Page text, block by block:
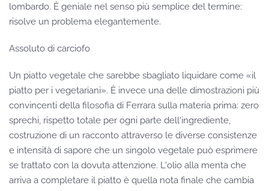
lombardo. È geniale nel senso più semplice del termine:
risolve un problema elegantemente.
Assoluto di carciofo
Un piatto vegetale che sarebbe sbagliato liquidare come «il
piatto per i vegetariani». È invece una delle dimostrazioni più
convincenti della filosofia di Ferrara sulla materia prima: zero
sprechi, rispetto totale per ogni parte dell'ingrediente,
costruzione di un racconto attraverso le diverse consistenze
e intensità di sapore che un singolo vegetale può esprimere
se trattato con la dovuta attenzione. L'olio alla menta che
arriva a completare il piatto è quella nota finale che cambia